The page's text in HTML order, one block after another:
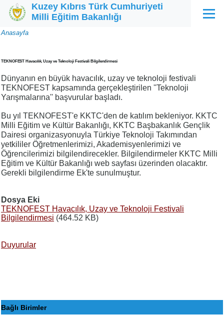
Ana içeriğe atla
Kuzey Kıbrıs Türk Cumhuriyeti
Milli Eğitim Bakanlığı
Menü
Sayfa
Anasayfa
TEKNOFEST Havacılık, Uzay ve Teknoloji Festivali Bilgilendirmesi
Dünyanın en büyük havacılık, uzay ve teknoloji festivali
TEKNOFEST kapsamında gerçekleştirilen ''Teknoloji
Yarışmalarına'' başvurular başladı.
Bu yıl TEKNOFEST'e KKTC'den de katılım bekleniyor. KKTC
Milli Eğitim ve Kültür Bakanlığı, KKTC Başbakanlık Gençlik
Dairesi organizasyonuyla Türkiye Teknoloji Takımından
yetkililer Öğretmenlerimizi, Akademisyenlerimizi ve
Öğrencilerimizi bilgilendirecekler. Bilgilendirmeler KKTC Milli
Eğitim ve Kültür Bakanlığı web sayfası üzerinden olacaktır.
Gerekli bilgilendirme Ek'te sunulmuştur.
Dosya Eki
TEKNOFEST Havacılık, Uzay ve Teknoloji Festivali
Bilgilendirmesi (464.52 KB)
Duyurular
Bağlı Birimler